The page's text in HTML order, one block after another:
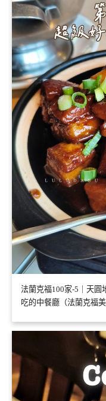
法蘭克福100家-5｜天圓
吃的中餐廳（法蘭克福美